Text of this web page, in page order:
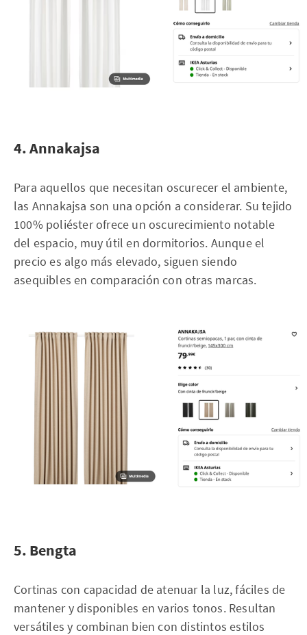
4. Annakajsa
Para aquellos que necesitan oscurecer el ambiente,
las Annakajsa son una opción a considerar. Su tejido
100% poliéster ofrece un oscurecimiento notable
del espacio, muy útil en dormitorios. Aunque el
precio es algo más elevado, siguen siendo
asequibles en comparación con otras marcas.
5. Bengta
Cortinas con capacidad de atenuar la luz, fáciles de
mantener y disponibles en varios tonos. Resultan
versátiles y combinan bien con distintos estilos